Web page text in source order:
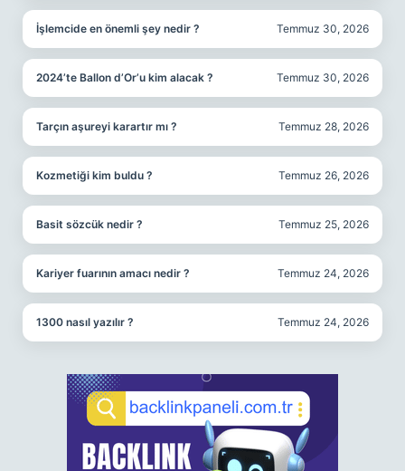
İşlemcide en önemli şey nedir ? Temmuz 30, 2026
2024’te Ballon d’Or’u kim alacak ? Temmuz 30, 2026
Tarçın aşureyi karartır mı ? Temmuz 28, 2026
Kozmetiği kim buldu ? Temmuz 26, 2026
Basit sözcük nedir ? Temmuz 25, 2026
Kariyer fuarının amacı nedir ? Temmuz 24, 2026
1300 nasıl yazılır ? Temmuz 24, 2026